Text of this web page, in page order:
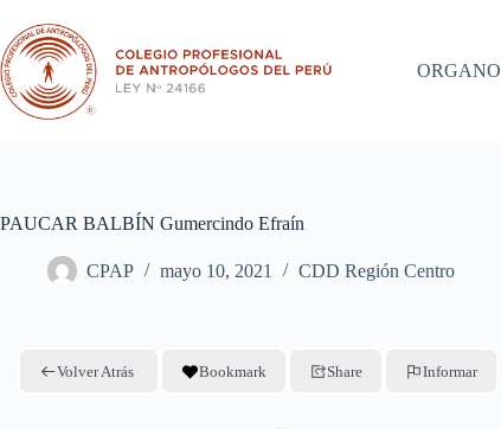
contenido
PAUCAR BALBÍN Gumercindo Efraín
CPAP mayo 10, 2021 CDD Región Centro
Volver Atrás Bookmark Share Informar